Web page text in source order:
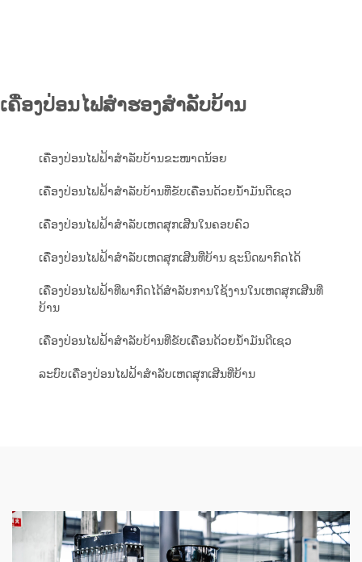
ເຄື່ອງປ່ອນໄຟສຳຮອງສຳລັບບ້ານ
ເຄື່ອງປ່ອນໄຟຟ້າສຳລັບບ້ານຂະໜາດນ້ອຍ
ເຄື່ອງປ່ອນໄຟຟ້າສຳລັບບ້ານທີ່ຂັບເຄື່ອນດ້ວຍນ້ຳມັນດີເຊວ
ເຄື່ອງປ່ອນໄຟຟ້າສຳລັບເຫດສຸກເສີນໃນຄອບຄົວ
ເຄື່ອງປ່ອນໄຟຟ້າສຳລັບເຫດສຸກເສີນທີ່ບ້ານ ຊະນິດພາກົດໄດ້
ເຄື່ອງປ່ອນໄຟຟ້າທີ່ພາກົດໄດ້ສຳລັບການໃຊ້ງານໃນເຫດສຸກເສີນທີ່
ບ້ານ
ເຄື່ອງປ່ອນໄຟຟ້າສຳລັບບ້ານທີ່ຂັບເຄື່ອນດ້ວຍນ້ຳມັນດີເຊວ
ລະບົບເຄື່ອງປ່ອນໄຟຟ້າສຳລັບເຫດສຸກເສີນທີ່ບ້ານ